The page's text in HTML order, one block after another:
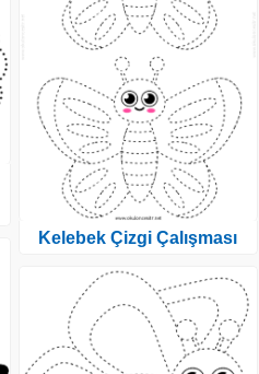
Kelebek Çizgi Çalışması